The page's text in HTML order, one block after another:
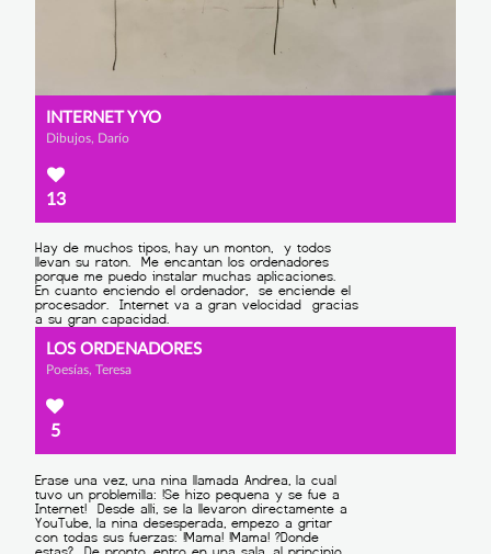
INTERNET Y YO
Dibujos, Darío
13
LOS ORDENADORES
Poesías, Teresa
5